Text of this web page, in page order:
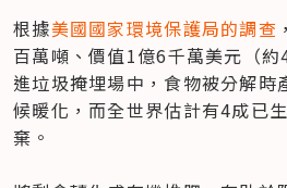
根據美國國家環境保護局的調查
百萬噸、價值1億6千萬美元（
進垃圾掩埋場中，食物被分解時
候暖化，而全世界估計有4成已
棄。